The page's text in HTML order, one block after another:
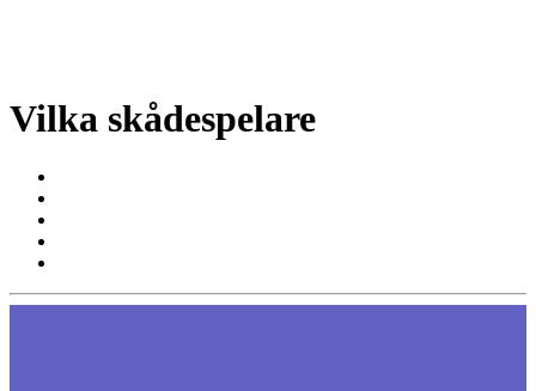
Vilka skådespelare